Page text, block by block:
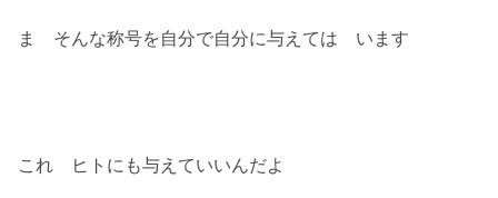
ま そんな称号を自分で自分に与えては います
これ ヒトにも与えていいんだよ